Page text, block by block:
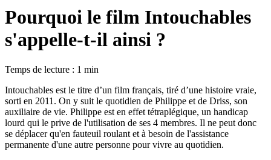
Pourquoi le film Intouchables
s'appelle-t-il ainsi ?
Temps de lecture : 1 min
Intouchables est le titre d’un film français, tiré d’une histoire vraie,
sorti en 2011. On y suit le quotidien de Philippe et de Driss, son
auxiliaire de vie. Philippe est en effet tétraplégique, un handicap
lourd qui le prive de l'utilisation de ses 4 membres. Il ne peut donc
se déplacer qu'en fauteuil roulant et à besoin de l'assistance
permanente d'une autre personne pour vivre au quotidien.